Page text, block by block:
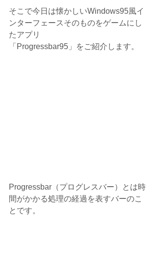
そこで今日は懐かしいWindows95風イ
ンターフェースそのものをゲームにし
たアプリ
「Progressbar95」をご紹介します。
Progressbar（プログレスバー）とは時
間がかかる処理の経過を表すバーのこ
とです。